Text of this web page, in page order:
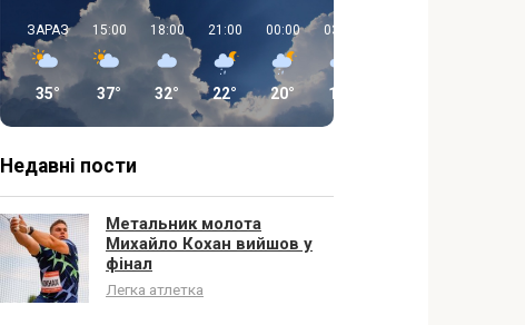
ЗАРАЗ
35°
15:00
37°
18:00
32°
21:00
22°
00:00
20°
03:00
17°
Недавні пости
Метальник молота
Михайло Кохан вийшов у
фінал
Легка атлетка